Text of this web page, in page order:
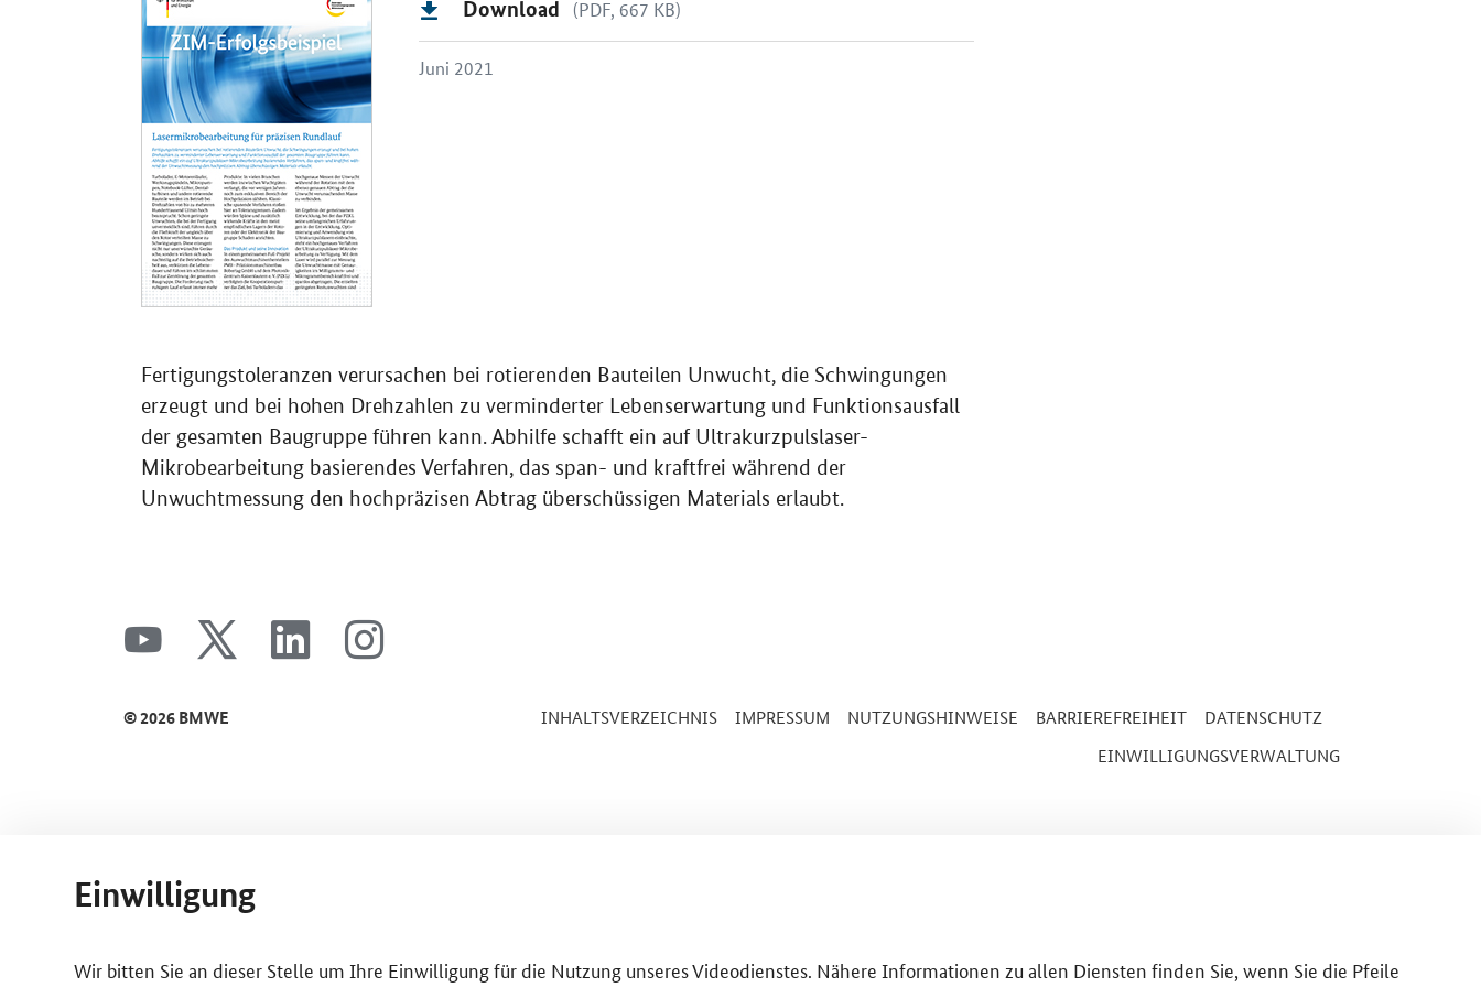
Download (PDF, 667 KB)
Juni 2021
Fertigungstoleranzen verursachen bei rotierenden Bauteilen Unwucht, die Schwingungen
erzeugt und bei hohen Drehzahlen zu verminderter Lebenserwartung und Funktionsausfall
der gesamten Baugruppe führen kann. Abhilfe schafft ein auf Ultrakurzpulslaser-
Mikrobearbeitung basierendes Verfahren, das span- und kraftfrei während der
Unwuchtmessung den hochpräzisen Abtrag überschüssigen Materials erlaubt.
SrOnlyServicemenü
youtube linkedin instagram
© 2026 BMWE INHALTSVERZEICHNIS IMPRESSUM NUTZUNGSHINWEISE BARRIEREFREIHEIT
DATENSCHUTZ
EINWILLIGUNGSVERWALTUNG
Einwilligung
Wir bitten Sie an dieser Stelle um Ihre Einwilligung für die Nutzung unseres Videodienstes. Nähere Informationen zu allen Diensten finden Sie, wenn Sie die Pfeile